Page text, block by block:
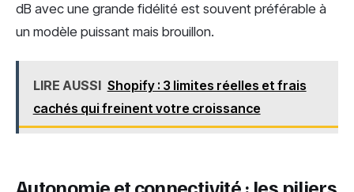
dB avec une grande fidélité est souvent préférable à
un modèle puissant mais brouillon.
LIRE AUSSI Shopify : 3 limites réelles et frais
cachés qui freinent votre croissance